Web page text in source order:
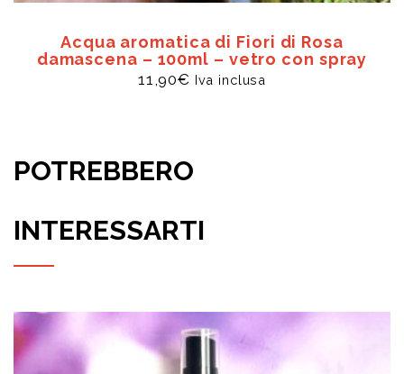
Acqua aromatica di Fiori di Rosa
damascena – 100ml – vetro con spray
11,90€ Iva inclusa
POTREBBERO
INTERESSARTI